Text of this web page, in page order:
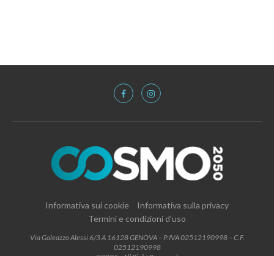
Informativa sui cookie
Informativa sulla privacy
Termini e condizioni d’uso
Via Galeazzo Alessi 6/3 A 16128 GENOVA – P.IVA 02512190998 – C.F.
02512190998